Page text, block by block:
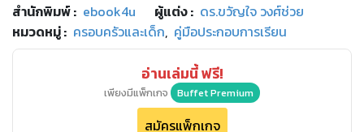
สำนักพิมพ์: ebook4u ผู้แต่ง : ดร.ขวัญใจ วงศ์ช่วย
หมวดหมู่: ครอบครัวและเด็ก, คู่มือประกอบการเรียน
อ่านเล่มนี้ ฟรี!
เพียงมีแพ็กเกจ Buffet Premium
สมัครแพ็กเกจ